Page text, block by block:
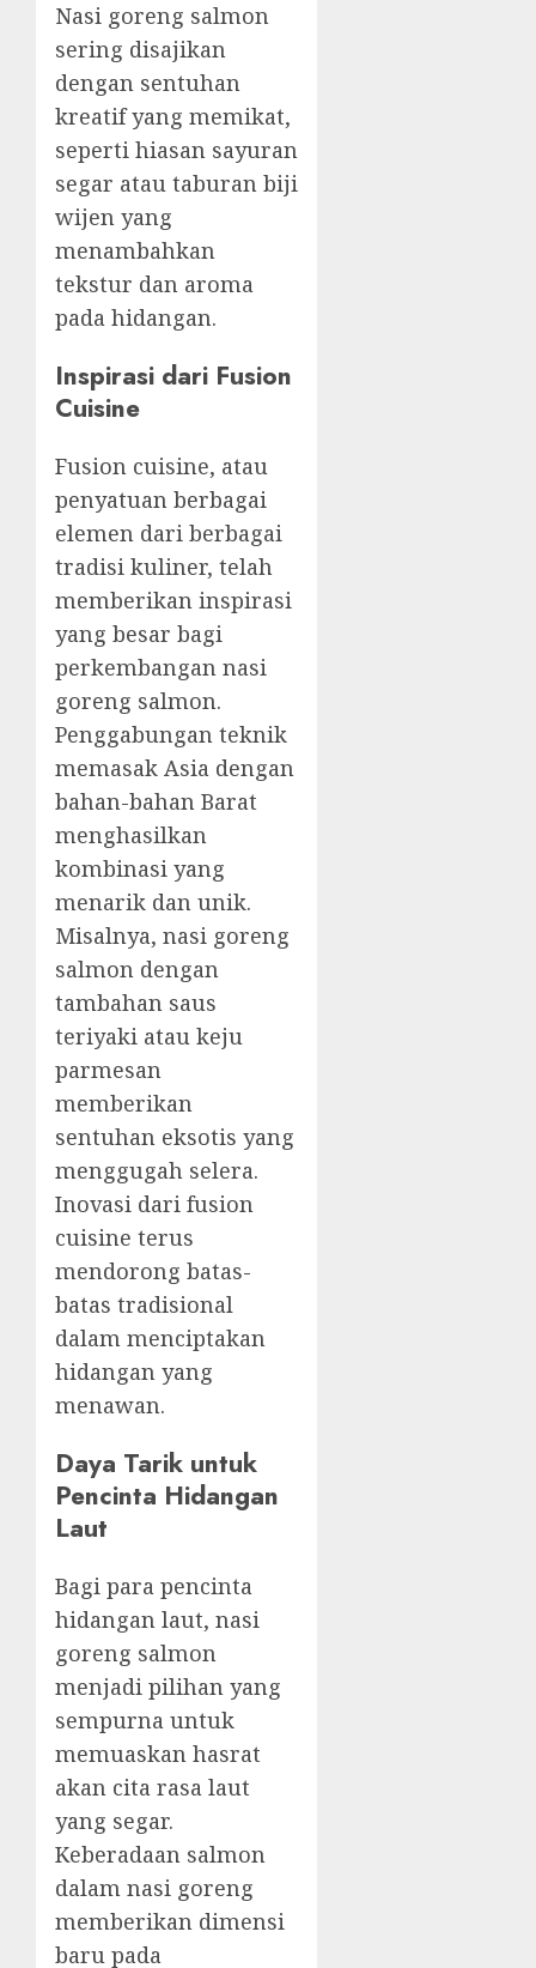
Nasi goreng salmon
sering disajikan
dengan sentuhan
kreatif yang memikat,
seperti hiasan sayuran
segar atau taburan biji
wijen yang
menambahkan
tekstur dan aroma
pada hidangan.
Inspirasi dari Fusion
Cuisine
Fusion cuisine, atau
penyatuan berbagai
elemen dari berbagai
tradisi kuliner, telah
memberikan inspirasi
yang besar bagi
perkembangan nasi
goreng salmon.
Penggabungan teknik
memasak Asia dengan
bahan-bahan Barat
menghasilkan
kombinasi yang
menarik dan unik.
Misalnya, nasi goreng
salmon dengan
tambahan saus
teriyaki atau keju
parmesan
memberikan
sentuhan eksotis yang
menggugah selera.
Inovasi dari fusion
cuisine terus
mendorong batas-
batas tradisional
dalam menciptakan
hidangan yang
menawan.
Daya Tarik untuk
Pencinta Hidangan
Laut
Bagi para pencinta
hidangan laut, nasi
goreng salmon
menjadi pilihan yang
sempurna untuk
memuaskan hasrat
akan cita rasa laut
yang segar.
Keberadaan salmon
dalam nasi goreng
memberikan dimensi
baru pada